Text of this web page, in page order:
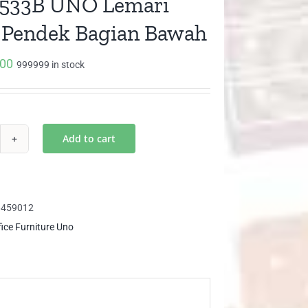
Bagian Bawah
999999 in stock
Add to cart
Furniture Uno